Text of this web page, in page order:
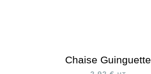
Chaise Guinguette